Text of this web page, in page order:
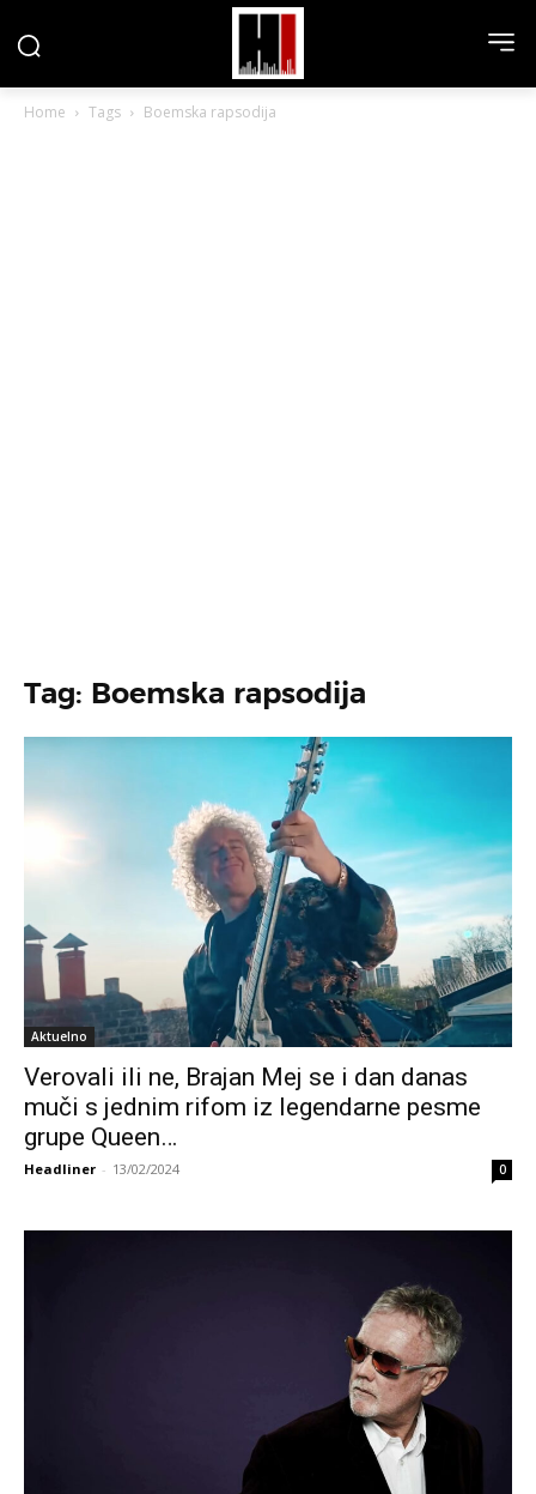
Home Tags Boemska rapsodija
Tag: Boemska rapsodija
Aktuelno
Verovali ili ne, Brajan Mej se i dan danas
muči s jednim rifom iz legendarne pesme
grupe Queen…
Headliner - 13/02/2024 0